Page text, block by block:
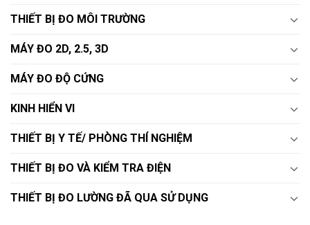
THIẾT BỊ ĐO MÔI TRƯỜNG
MÁY ĐO 2D, 2.5, 3D
MÁY ĐO ĐỘ CỨNG
KINH HIỂN VI
THIẾT BỊ Y TẾ/ PHÒNG THÍ NGHIỆM
THIẾT BỊ ĐO VÀ KIỂM TRA ĐIỆN
THIẾT BỊ ĐO LƯỜNG ĐÃ QUA SỬ DỤNG